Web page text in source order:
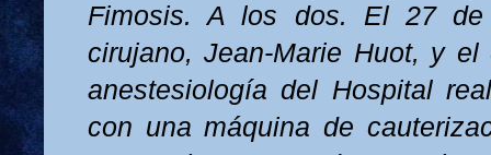
Fimosis. A los dos. El 27
cirujano, Jean-Marie Huot, y el
anestesiología del Hospital
con una máquina de